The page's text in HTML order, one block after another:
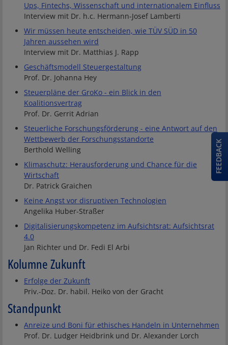
FEEDBACK
Ups, Fintechs, Wissenschaft und internationalem Einfluss
Interview mit Dr. h.c. Hermann-Josef Lamberti
Wir müssen heute entscheiden, wie TÜV SÜD in 50
Jahren aussehen wird
Interview mit Dr. Matthias J. Rapp
Geschäftsmodell Steuergestaltung
Prof. Dr. Johanna Hey
Steuerpläne der GroKo - ein Blick in den
Koalitionsvertrag
Prof. Dr. Gerrit Adrian
Steuerliche Forschungsförderung - eine Antwort auf den
Wettbewerb der Forschungsstandorte
Berthold Welling
Klimaschutz: Herausforderung und Chance für die
Wirtschaft
Dr. Patrick Graichen
Keine Angst vor disruptiven Technologien
Angelika Huber-Straßer
Digitalisierungskompetenz im Aufsichtsrat: Aufsichtsrat
4.0
Jan Richter und Dr. Fedi El Arbi
Kolumne Zukunft
Erfolge der Zukunft
Priv.-Doz. Dr. habil. Heiko von der Gracht
Standpunkt
Anreize und Boni für ethisches Handeln in Unternehmen
Prof. Dr. Ludger Heidbrink und Dr. Alexander Lorch